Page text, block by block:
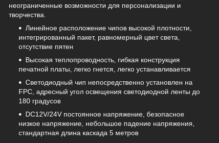
неограниченные возможности для персонализации и
творчества.
Линейное расположение чипов высокой плотности,
интегрированный пакет, равномерный цвет света,
отсутствие пятен
Высокая теплопроводность, гибкая конструкция
печатной платы, легко гнется, легко устанавливается
Светодиодный чип непосредственно установлен на
FPC, адресный угол освещения светодиодной ленты до
180 градусов
DC12V/24V постоянное напряжение, безопасное
низкое напряжение, небольшое падение напряжения,
стандартная длина каскада 5 метров